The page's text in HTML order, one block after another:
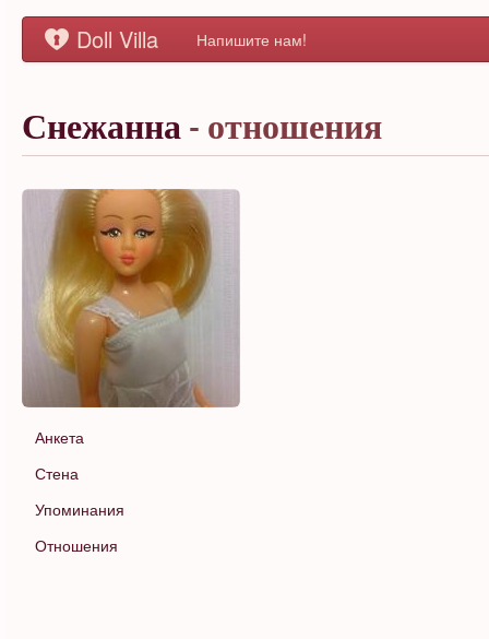
Doll Villa Напишите нам!
Снежанна - отношения
Анкета
Стена
Упоминания
Отношения